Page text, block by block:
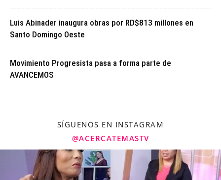
Luis Abinader inaugura obras por RD$813 millones en
Santo Domingo Oeste
Movimiento Progresista pasa a forma parte de
AVANCEMOS
SÍGUENOS EN INSTAGRAM
@ACERCATEMASTV